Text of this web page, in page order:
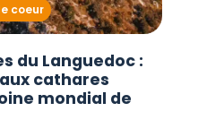
du Languedoc :
cathares
mondial de
coeur